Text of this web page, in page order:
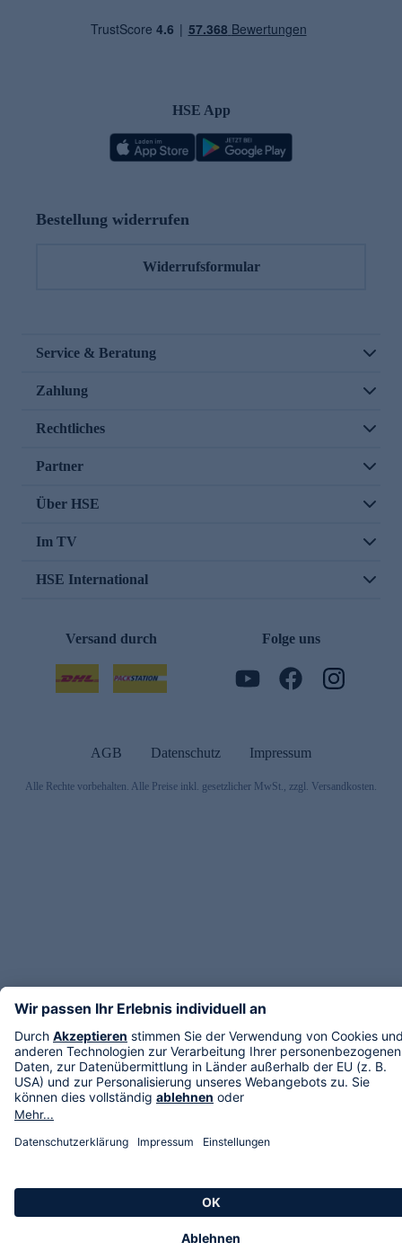
HSE App
Bestellung widerrufen
Widerrufsformular
Service & Beratung
Zahlung
Rechtliches
Partner
Über HSE
Im TV
HSE International
Versand durch Folge uns
AGB Datenschutz Impressum
Alle Rechte vorbehalten. Alle Preise inkl. gesetzlicher MwSt., zzgl. Versandkosten.